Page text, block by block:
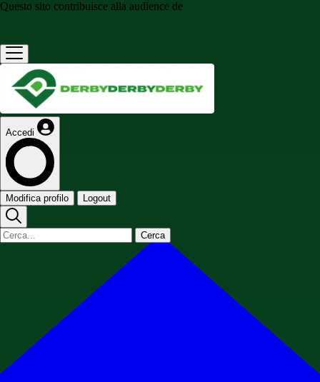
Questo sito contribuisce alla audience de
Accedi
Modifica profilo Logout
Cerca